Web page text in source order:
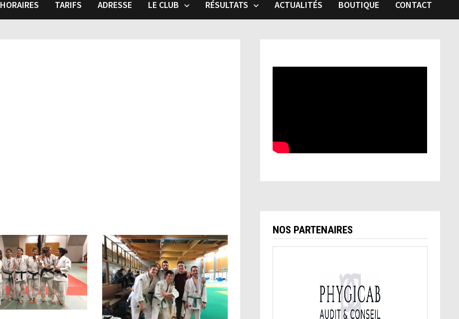
HORAIRES TARIFS ADRESSE LE CLUB RÉSULTATS ACTUALITÉS BOUTIQUE CONTACT
NOS PARTENAIRES